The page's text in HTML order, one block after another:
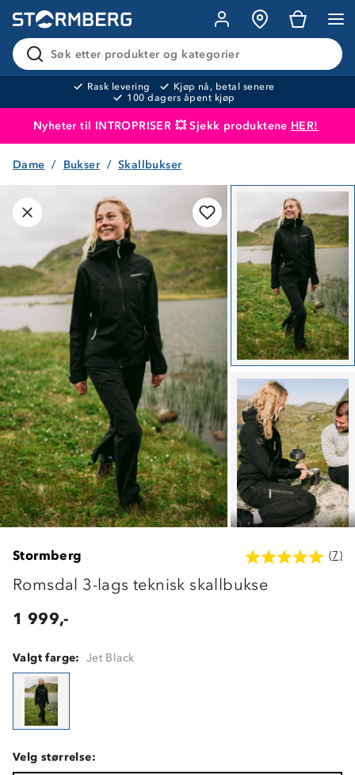
Søk etter produkter og kategorier
Rask levering
Kjøp nå, betal senere
100 dagers åpent kjøp
Nyheter til INTROPRISER 💥 Sjekk produktene HER!
Produktet er lagt i handlekurven
Dame Bukser Skallbukser
Stormberg (7)
Romsdal 3-lags teknisk skallbukse
1 999,-
Valgt farge: Jet Black
Velg størrelse: